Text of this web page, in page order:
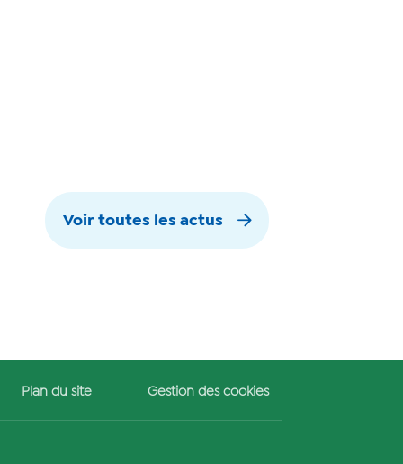
Voir toutes les actus
Plan du site Gestion des cookies